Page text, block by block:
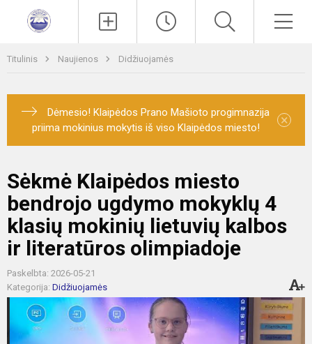
Titulinis Naujienos Didžiuojamės
Dėmesio! Klaipėdos Prano Mašioto progimnazija
priima mokinius mokytis iš viso Klaipėdos miesto!
×
Sėkmė Klaipėdos miesto
bendrojo ugdymo mokyklų 4
klasių mokinių lietuvių kalbos
ir literatūros olimpiadoje
Paskelbta: 2026-05-21
Kategorija: Didžiuojamės